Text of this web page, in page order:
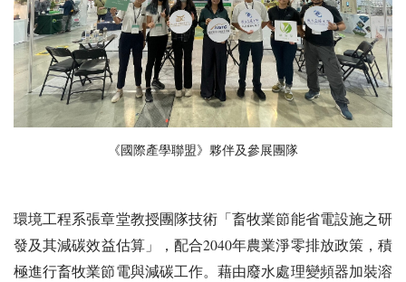
《國際產學聯盟》夥伴及參展團隊
環境工程系張章堂教授團隊技術「畜牧業節能省電設施之研
發及其減碳效益估算」，配合2040年農業淨零排放政策，積
極進行畜牧業節電與減碳工作。藉由廢水處理變頻器加裝溶